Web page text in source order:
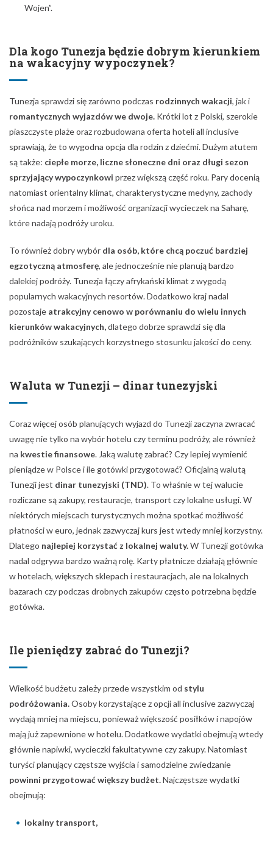
Wojen”.
Dla kogo Tunezja będzie dobrym kierunkiem
na wakacyjny wypoczynek?
Tunezja sprawdzi się zarówno podczas rodzinnych wakacji, jak i
romantycznych wyjazdów we dwoje. Krótki lot z Polski, szerokie
piaszczyste plaże oraz rozbudowana oferta hoteli all inclusive
sprawiają, że to wygodna opcja dla rodzin z dziećmi. Dużym atutem
są także: ciepłe morze, liczne słoneczne dni oraz długi sezon
sprzyjający wypoczynkowi przez większą część roku. Pary docenią
natomiast orientalny klimat, charakterystyczne medyny, zachody
słońca nad morzem i możliwość organizacji wycieczek na Saharę,
które nadają podróży uroku.
To również dobry wybór dla osób, które chcą poczuć bardziej
egzotyczną atmosferę, ale jednocześnie nie planują bardzo
dalekiej podróży. Tunezja łączy afrykański klimat z wygodą
popularnych wakacyjnych resortów. Dodatkowo kraj nadal
pozostaje atrakcyjny cenowo w porównaniu do wielu innych
kierunków wakacyjnych,dlatego dobrze sprawdzi się dla
podróżników szukających korzystnego stosunku jakości do ceny.
Waluta w Tunezji – dinar tunezyjski
Coraz więcej osób planujących wyjazd do Tunezji zaczyna zwracać
uwagę nie tylko na wybór hotelu czy terminu podróży, ale również
na kwestie finansowe. Jaką walutę zabrać? Czy lepiej wymienić
pieniądze w Polsce i ile gotówki przygotować? Oficjalną walutą
Tunezji jest dinar tunezyjski (TND). To właśnie w tej walucie
rozliczane są zakupy, restauracje, transport czy lokalne usługi. W
niektórych miejscach turystycznych można spotkać możliwość
płatności w euro, jednak zazwyczaj kurs jest wtedy mniej korzystny.
Dlatego najlepiej korzystać z lokalnej waluty.W Tunezji gotówka
nadal odgrywa bardzo ważną rolę. Karty płatnicze działają głównie
w hotelach, większych sklepach i restauracjach, ale na lokalnych
bazarach czy podczas drobnych zakupów często potrzebna będzie
gotówka.
Ile pieniędzy zabrać do Tunezji?
Wielkość budżetu zależy przede wszystkim od stylu
podróżowania.Osoby korzystające z opcji all inclusive zazwyczaj
wydają mniej na miejscu, ponieważ większość posiłków i napojów
mają już zapewnione w hotelu. Dodatkowe wydatki obejmują wtedy
głównie napiwki, wycieczki fakultatywne czy zakupy. Natomiast
turyści planujący częstsze wyjścia i samodzielne zwiedzanie
powinni przygotować większy budżet.Najczęstsze wydatki
obejmują:
lokalny transport,